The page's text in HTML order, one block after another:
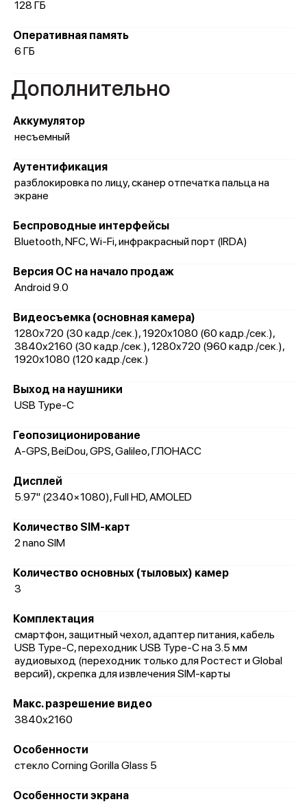
128 ГБ
Оперативная память
6 ГБ
Дополнительно
Аккумулятор
несъемный
Аутентификация
разблокировка по лицу, сканер отпечатка пальца на
экране
Беспроводные интерфейсы
Bluetooth, NFC, Wi-Fi, инфракрасный порт (IRDA)
Версия ОС на начало продаж
Android 9.0
Видеосъемка (основная камера)
1280x720 (30 кадр./сек.), 1920x1080 (60 кадр./сек.),
3840x2160 (30 кадр./сек.), 1280x720 (960 кадр./сек.),
1920x1080 (120 кадр./сек.)
Выход на наушники
USB Type-C
Геопозиционирование
A-GPS, BeiDou, GPS, Galileo, ГЛОНАСС
Дисплей
5.97" (2340×1080), Full HD, AMOLED
Количество SIM-карт
2 nano SIM
Количество основных (тыловых) камер
3
Комплектация
смартфон, защитный чехол, адаптер питания, кабель
USB Type-C, переходник USB Type-C на 3.5 мм
аудиовыход (переходник только для Ростест и Global
версий), скрепка для извлечения SIM-карты
Макс. разрешение видео
3840x2160
Особенности
стекло Corning Gorilla Glass 5
Особенности экрана